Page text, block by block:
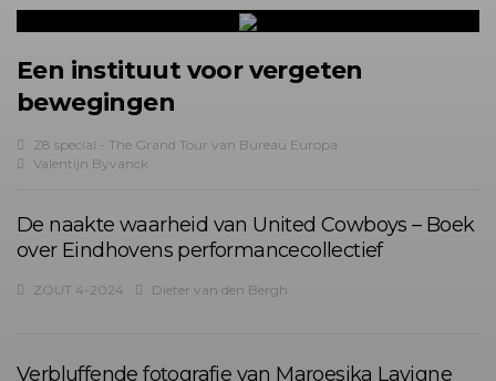
Een instituut voor vergeten
bewegingen
Z8 special - The Grand Tour van Bureau Europa
Valentijn Byvanck
De naakte waarheid van United Cowboys – Boek
over Eindhovens performancecollectief
ZOUT 4-2024 Dieter van den Bergh
Verbluffende fotografie van Maroesjka Lavigne